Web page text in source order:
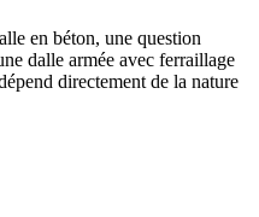
en béton, une question
dalle armée avec ferraillage
directement de la nature